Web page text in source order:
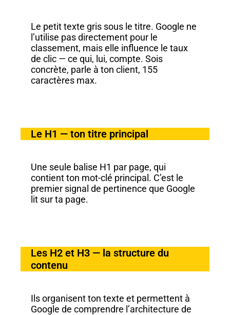
Le petit texte gris sous le titre. Google ne
l’utilise pas directement pour le
classement, mais elle influence le taux
de clic — ce qui, lui, compte. Sois
concrète, parle à ton client, 155
caractères max.
Le H1 — ton titre principal
Une seule balise H1 par page, qui
contient ton mot-clé principal. C’est le
premier signal de pertinence que Google
lit sur ta page.
Les H2 et H3 — la structure du
contenu
Ils organisent ton texte et permettent à
Google de comprendre l’architecture de